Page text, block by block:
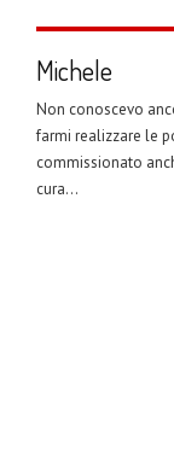
Michele
Non conoscevo
farmi realizzare le
commissionato
cura...